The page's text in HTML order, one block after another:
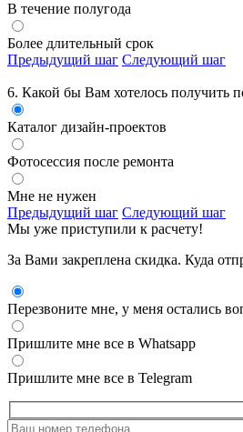
В течение полугода
Более длительный срок
Предыдущий шаг Следующий шаг
6. Какой бы Вам хотелось получить
Каталог дизайн-проектов
Фотосессия после ремонта
Мне не нужен
Предыдущий шаг Следующий шаг
Мы уже приступили к расчету!
За Вами закреплена скидка. Куда
Перезвоните мне, у меня остались
Пришлите мне все в Whatsapp
Пришлите мне все в Telegram